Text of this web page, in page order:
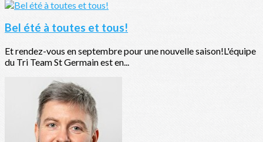
Bel été à toutes et tous!
Et rendez-vous en septembre pour une nouvelle saison!L'équipe
du Tri Team St Germain est en...